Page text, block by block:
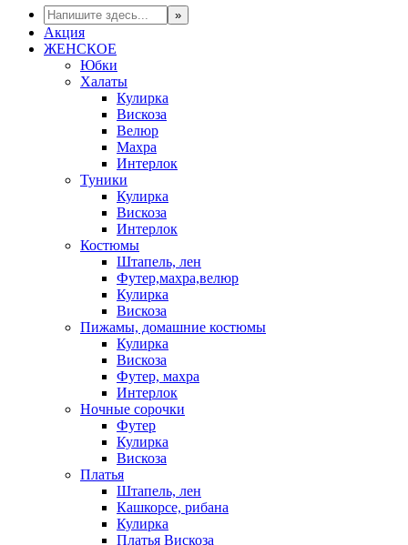
Акция
ЖЕНСКОЕ
Юбки
Халаты
Кулирка
Вискоза
Велюр
Махра
Интерлок
Туники
Кулирка
Вискоза
Интерлок
Костюмы
Штапель, лен
Футер,махра,велюр
Кулирка
Вискоза
Пижамы, домашние костюмы
Кулирка
Вискоза
Футер, махра
Интерлок
Ночные сорочки
Футер
Кулирка
Вискоза
Платья
Штапель, лен
Кашкорсе, рибана
Кулирка
Платья Вискоза